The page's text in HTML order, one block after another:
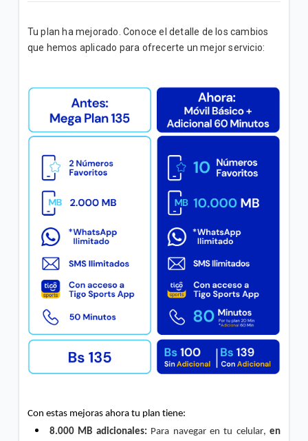
Disfruta de tu Plan "Móvil Simple B"
Tus Paquetigos Ilimitados ahora en la App Yasta
Disfruta en tu linea del plan "Adicional Ilimitado
Inicial"
Conoce los pasos para verificar que la red 4G | LTE
de tu celular funciona correctamente
VER MÁS
Tu plan ha mejorado. Conoce el detalle de los cambios
que hemos aplicado para ofrecerte un mejor servicio:
Con estas mejoras ahora tu plan tiene:
8.000 MB adicionales: Para navegar en tu celular, en